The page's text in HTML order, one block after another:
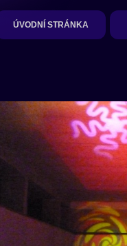
ÚVODNÍ STRÁNKA